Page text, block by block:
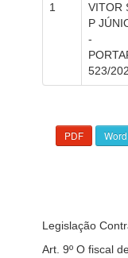
1
VITOR
P
-
523/
Legislação
Art. 9º O fiscal